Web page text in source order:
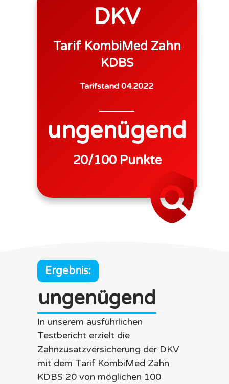
DKV
Tarif KombiMed Zahn
KDBS
Tarifstand 04.2022
ungenügend
20/100 Punkte
Ergebnis:
ungenügend
In unserem ausführlichen
Testbericht erzielt die
Zahnzusatzversicherung der DKV
mit dem Tarif KombiMed Zahn
KDBS 20von möglichen 100